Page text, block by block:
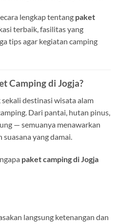
lengkap tentang paket
terbaik, fasilitas yang
tips agar kegiatan camping
Camping di Jogja?
destinasi wisata alam
Dari pantai, hutan pinus,
— semuanya menawarkan
yang damai.
paket camping di Jogja
langsung ketenangan dan